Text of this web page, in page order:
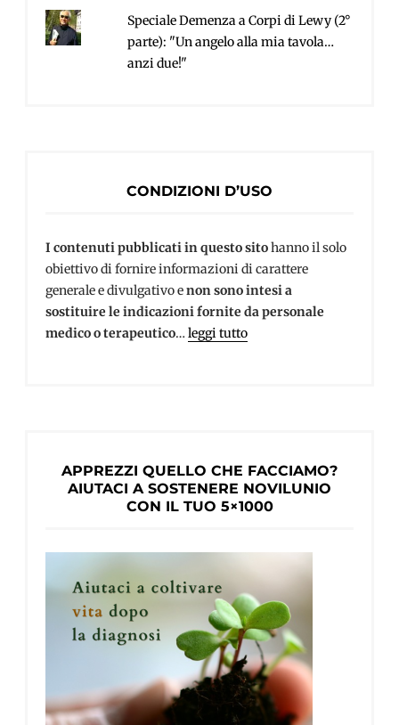
Speciale Demenza a Corpi di Lewy (2°
parte): "Un angelo alla mia tavola…
anzi due!"
CONDIZIONI D’USO
I contenuti pubblicati in questo sitohanno il solo
obiettivo di fornire informazioni di carattere
generale e divulgativo enon sono intesi a
sostituire le indicazioni fornite da personale
medico o terapeutico…leggi tutto
APPREZZI QUELLO CHE FACCIAMO?
AIUTACI A SOSTENERE NOVILUNIO
CON IL TUO 5×1000